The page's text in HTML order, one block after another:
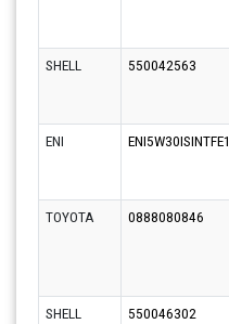
SHELL 550042563
ENI ENI5W30ISINTFE1
TOYOTA 0888080846
SHELL 550046302